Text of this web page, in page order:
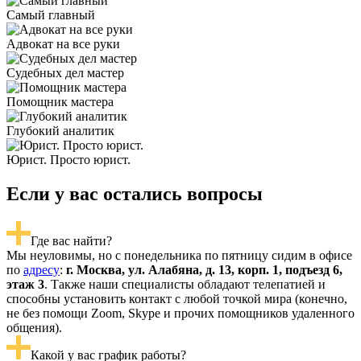
Самый главный
Адвокат на все руки
Судебных дел мастер
Помощник мастера
Глубокий аналитик
Юрист. Просто юрист.
Если у вас остались вопросы
Где вас найти?
Мы неуловимы, но с понедельника по пятницу сидим в офисе
по адресу: г. Москва, ул. Алабяна, д. 13, корп. 1, подъезд 6,
этаж 3. Также наши специалисты обладают телепатией и
способны установить контакт с любой точкой мира (конечно,
не без помощи Zoom, Skype и прочих помощников удаленного
общения).
Какой у вас график работы?